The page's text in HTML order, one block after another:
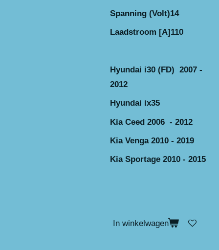
Spanning (Volt)14
Laadstroom [A]110
Hyundai i30 (FD) 2007 -
2012
Hyundai ix35
Kia Ceed 2006 - 2012
Kia Venga 2010 - 2019
Kia Sportage 2010 - 2015
In winkelwagen